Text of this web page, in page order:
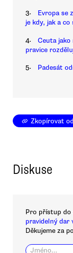
3.
Evropa se
je kdy, jak a co
4.
Ceuta
pravice
5. Padesát
Zkopírovat
Diskuse
Pro přístup do
pravidelný dar
Děkujeme za